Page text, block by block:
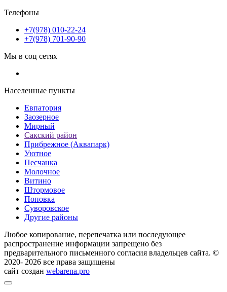
Телефоны
+7(978) 010-22-24
+7(978) 701-90-90
Мы в соц сетях
Населенные пункты
Евпатория
Заозерное
Мирный
Сакский район
Прибрежное (Аквапарк)
Уютное
Песчанка
Молочное
Витино
Штормовое
Поповка
Суворовское
Другие районы
Любое копирование, перепечатка или последующее
распространение информации запрещено без
предварительного письменного согласия владельцев сайта. ©
2020- 2026 все права защищены
сайт создан webarena.pro